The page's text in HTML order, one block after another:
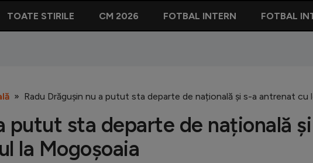
TOATE STIRILE CM 2026 FOTBAL INTERN FOTBAL
Radu Drăgușin nu a putut sta departe de națională și s-a antrenat cu
putut sta departe de națională și
la Mogoșoaia